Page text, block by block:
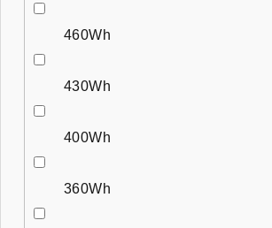
460Wh
430Wh
400Wh
360Wh